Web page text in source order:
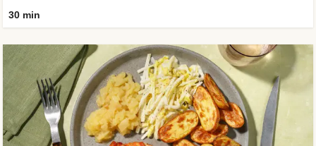
30 min